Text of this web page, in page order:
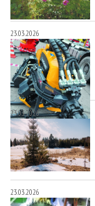
23.03.2026
23.03.2026
23.03.2026